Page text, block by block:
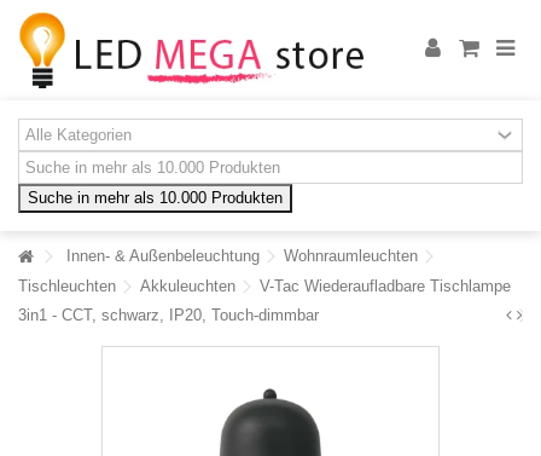
Suche in mehr als 10.000 Produkten
Innen- & Außenbeleuchtung
Wohnraumleuchten
Tischleuchten
Akkuleuchten
V-Tac Wiederaufladbare Tischlampe
3in1 - CCT, schwarz, IP20, Touch-dimmbar